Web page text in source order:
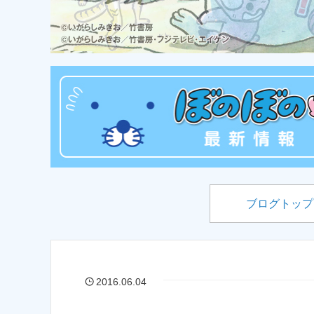
ブログトップ
2016.06.04